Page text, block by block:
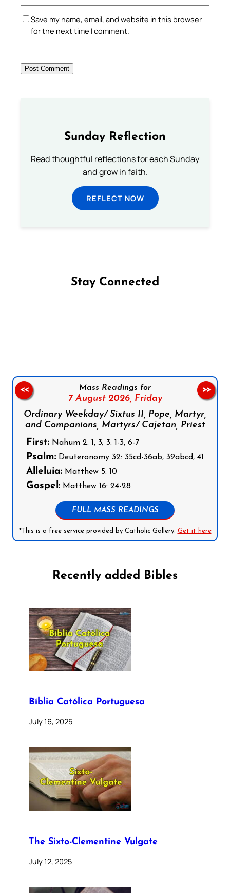
Save my name, email, and website in this browser
for the next time I comment.
Sunday Reflection
Read thoughtful reflections for each Sunday
and grow in faith.
REFLECT NOW
Stay Connected
Mass Readings for
7 August 2026, Friday
Ordinary Weekday/ Sixtus II, Pope, Martyr,
and Companions, Martyrs/ Cajetan, Priest
First: Nahum 2: 1, 3; 3: 1-3, 6-7
Psalm: Deuteronomy 32: 35cd-36ab, 39abcd, 41
Alleluia: Matthew 5: 10
Gospel: Matthew 16: 24-28
FULL MASS READINGS
*This is a free service provided by Catholic Gallery. Get it here
<< >>
Recently added Bibles
Bíblia Católica Portuguesa
July 16, 2025
The Sixto-Clementine Vulgate
July 12, 2025